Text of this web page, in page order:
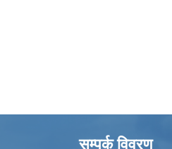
सम्पर्क विवरण